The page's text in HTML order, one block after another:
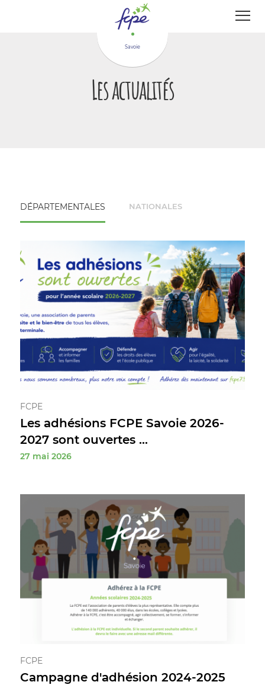
Savoie
Les actualités
DÉPARTEMENTALES NATIONALES
FCPE
Les adhésions FCPE Savoie 2026-
2027 sont ouvertes ...
27 mai 2026
FCPE
Campagne d'adhésion 2024-2025